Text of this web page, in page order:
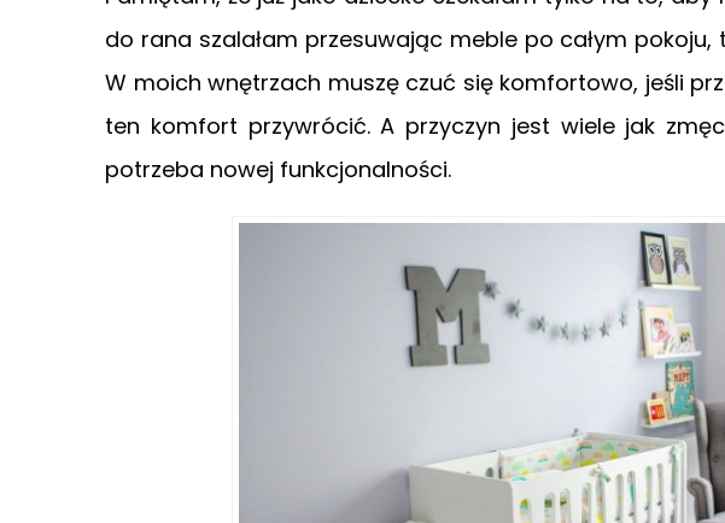
do rana szalałam przesuwając meble po całym
W moich wnętrzach muszę czuć się komfortowo, jeśli
ten komfort przywrócić. A przyczyn jest wiele jak
potrzeba nowej funkcjonalności.